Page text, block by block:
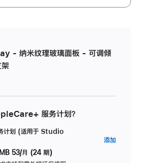
- 纳米纹理玻璃面板 - 可调倾
架
服务计划？
计划 (适用于 Studio
53/月 (24 期)
添加